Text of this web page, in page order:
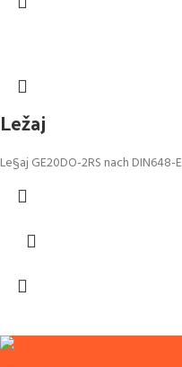
Ležaj
Le§aj GE20DO-2RS nach DIN648-E